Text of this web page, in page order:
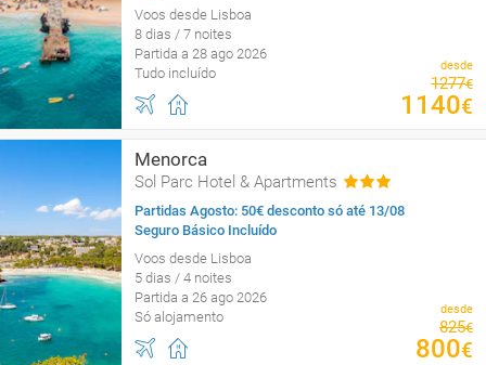
Voos desde Lisboa
8 dias / 7 noites
Partida a 28 ago 2026
Tudo incluído
desde
1277€
1140€
Menorca
Sol Parc Hotel & Apartments
Partidas Agosto: 50€ desconto só até 13/08
Seguro Básico Incluído
Voos desde Lisboa
5 dias / 4 noites
Partida a 26 ago 2026
Só alojamento
desde
825€
800€